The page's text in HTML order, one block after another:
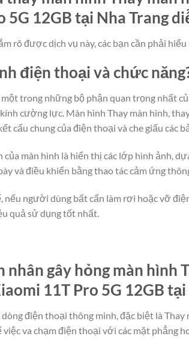
5G 12GB tại Nha Trang
rõ được dịch vụ này, các bạn cần phải
điện thoại và chức
trong những bộ phận quan trọng nhất
cường lực. Màn hình Thay màn hình,
cấu chung của điện thoại và che giấu các
của màn hình là hiển thị các lớp hình ảnh,
và điều khiển bằng thao tác cảm ứng
nếu người dùng bất cẩn làm rơi hoặc vỡ
quả sử dụng tốt nhất.
nhân gây hỏng màn
11T Pro 5G 12GB tại
dòng điện thoại thông minh, đặc biệt là
việc va chạm điện thoại với các mặt phẳng